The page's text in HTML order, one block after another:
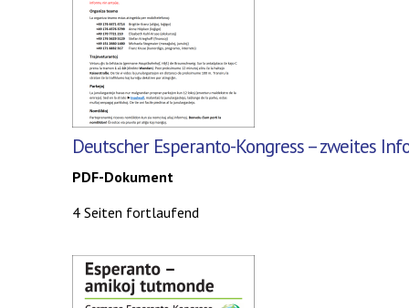
Deutscher Esperanto-Kongress – zweites
PDF-Dokument
4 Seiten fortlaufend